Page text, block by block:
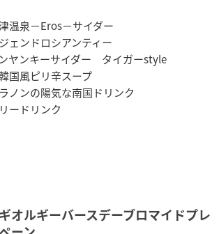
温泉−Eros−サイダー
ェンドロシアンティー
ヤンキーサイダー タイガーstyle
国風ピリ辛スープ
ノンの陽気な南国ドリンク
ードリンク
オルギーバースデーブロマイドプレ